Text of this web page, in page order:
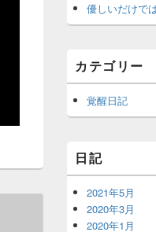
リ
ア
優しいだけでは
カテゴリー
覚醒日記
日記
2021年5月
2020年3月
2020年1月